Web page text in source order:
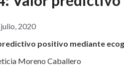
2020
positivo mediante
Moreno Caballero